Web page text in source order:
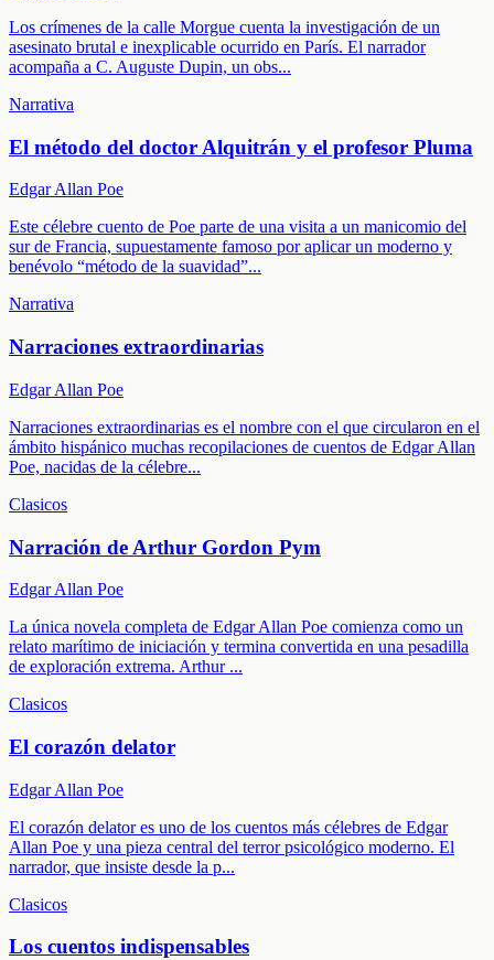
Los crímenes de la calle Morgue cuenta la investigación de un
asesinato brutal e inexplicable ocurrido en París. El narrador
acompaña a C. Auguste Dupin, un obs...
Narrativa
El método del doctor Alquitrán y el profesor Pluma
Edgar Allan Poe
Este célebre cuento de Poe parte de una visita a un manicomio del
sur de Francia, supuestamente famoso por aplicar un moderno y
benévolo “método de la suavidad”...
Narrativa
Narraciones extraordinarias
Edgar Allan Poe
Narraciones extraordinarias es el nombre con el que circularon en el
ámbito hispánico muchas recopilaciones de cuentos de Edgar Allan
Poe, nacidas de la célebre...
Clasicos
Narración de Arthur Gordon Pym
Edgar Allan Poe
La única novela completa de Edgar Allan Poe comienza como un
relato marítimo de iniciación y termina convertida en una pesadilla
de exploración extrema. Arthur ...
Clasicos
El corazón delator
Edgar Allan Poe
El corazón delator es uno de los cuentos más célebres de Edgar
Allan Poe y una pieza central del terror psicológico moderno. El
narrador, que insiste desde la p...
Clasicos
Los cuentos indispensables